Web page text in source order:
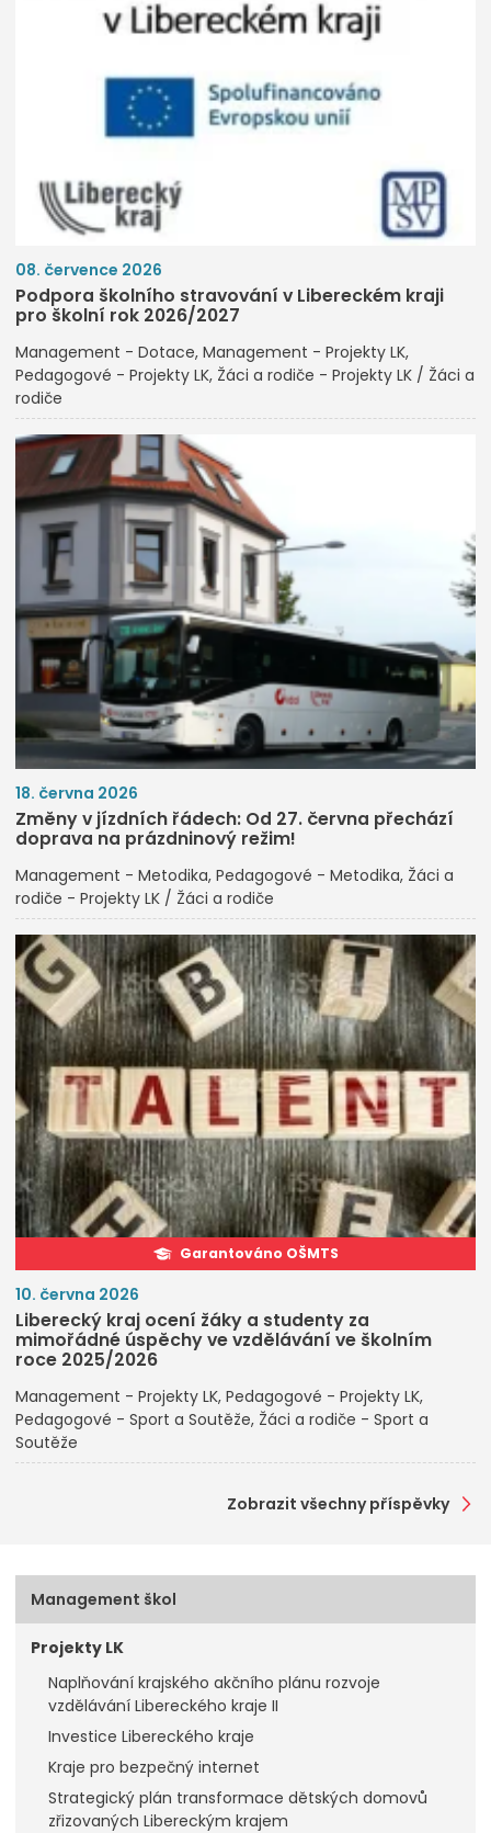
08. července 2026
Podpora školního stravování v Libereckém kraji
pro školní rok 2026/2027
Management - Dotace Management - Projekty LK
Pedagogové - Projekty LK Žáci a rodiče - Projekty LK / Žáci a
rodiče
18. června 2026
Změny v jízdních řádech: Od 27. června přechází
doprava na prázdninový režim!
Management - Metodika Pedagogové - Metodika Žáci a
rodiče - Projekty LK / Žáci a rodiče
Garantováno OŠMTS
10. června 2026
Liberecký kraj ocení žáky a studenty za
mimořádné úspěchy ve vzdělávání ve školním
roce 2025/2026
Management - Projekty LK Pedagogové - Projekty LK
Pedagogové - Sport a Soutěže Žáci a rodiče - Sport a
Soutěže
Zobrazit všechny příspěvky
Management škol
Projekty LK
Naplňování krajského akčního plánu rozvoje
vzdělávání Libereckého kraje II
Investice Libereckého kraje
Kraje pro bezpečný internet
Strategický plán transformace dětských domovů
zřizovaných Libereckým krajem